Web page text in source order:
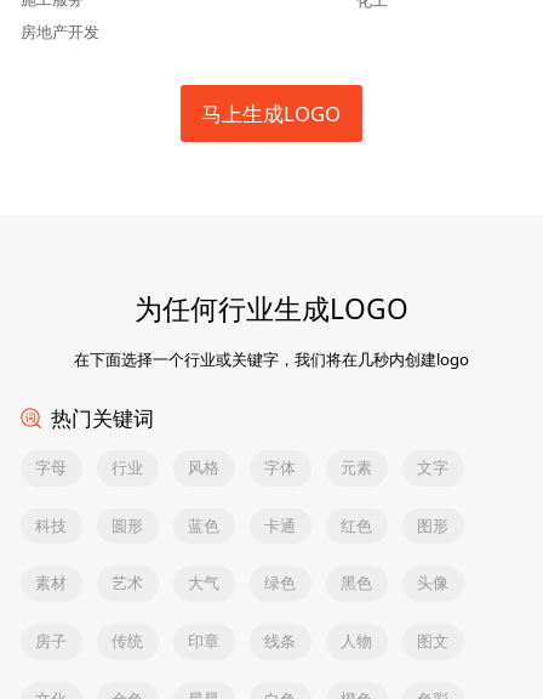
房地产开发
马上生成LOGO
为任何行业生成LOGO
在下面选择一个行业或关键字，我们将在几秒内创建logo
热门关键词
字母 行业 风格 字体 元素 文字
科技 圆形 蓝色 卡通 红色 图形
素材 艺术 大气 绿色 黑色 头像
房子 传统 印章 线条 人物 图文